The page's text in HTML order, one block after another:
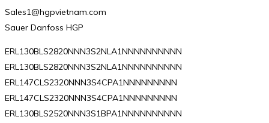
Sales1@hgpvietnam.com
Sauer Danfoss HGP
ERL130BLS2820NNN3S2NLA1NNNNNNNNNN
ERL130BLS2820NNN3S2NLA1NNNNNNNNNN
ERL147CLS2320NNN3S4CPA1NNNNNNNNN
ERL147CLS2320NNN3S4CPA1NNNNNNNNN
ERL130BLS2520NNN3S1BPA1NNNNNNNNNN